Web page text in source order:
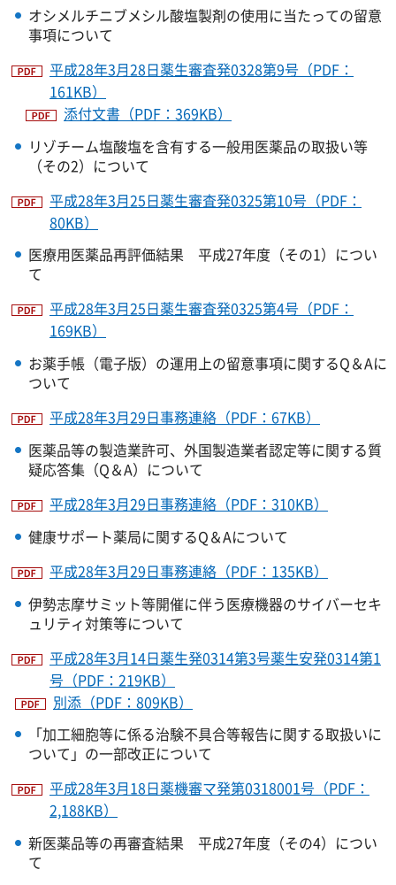
オシメルチニブメシル酸塩製剤の使用に当たっての留意
事項について
平成28年3月28日薬生審査発0328第9号（PDF：
161KB）
添付文書（PDF：369KB）
リゾチーム塩酸塩を含有する一般用医薬品の取扱い等
（その2）について
平成28年3月25日薬生審査発0325第10号（PDF：
80KB）
医療用医薬品再評価結果 平成27年度（その1）につい
て
平成28年3月25日薬生審査発0325第4号（PDF：
169KB）
お薬手帳（電子版）の運用上の留意事項に関するQ＆Aに
ついて
平成28年3月29日事務連絡（PDF：67KB）
医薬品等の製造業許可、外国製造業者認定等に関する質
疑応答集（Q＆A）について
平成28年3月29日事務連絡（PDF：310KB）
健康サポート薬局に関するQ＆Aについて
平成28年3月29日事務連絡（PDF：135KB）
伊勢志摩サミット等開催に伴う医療機器のサイバーセキ
ュリティ対策等について
平成28年3月14日薬生発0314第3号薬生安発0314第1
号（PDF：219KB）
別添（PDF：809KB）
「加工細胞等に係る治験不具合等報告に関する取扱いに
ついて」の一部改正について
平成28年3月18日薬機審マ発第0318001号（PDF：
2,188KB）
新医薬品等の再審査結果 平成27年度（その4）につい
て